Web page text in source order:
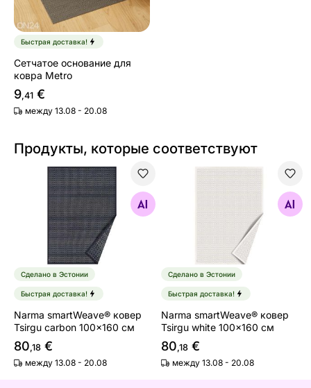
Быстрая доставка!
Сетчатое основание для
ковра Metro
9,41 €
между 13.08 - 20.08
Продукты, которые соответствуют
Narma smartWeave® ковер Tsirgu carbon 100x160 см
Найдите похожие
Сделано в Эстонии
Быстрая доставка!
Narma smartWeave® ковер
Tsirgu carbon 100x160 см
80,18 €
между 13.08 - 20.08
Narma smartWeave®
Найдите похожие
Сделано в Эстонии
Быстрая доставка!
Narma smartWeave® ковер
Tsirgu white 100x160 см
80,18 €
между 13.08 - 20.08